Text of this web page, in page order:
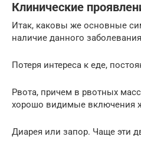
Клинические
Итак, каковы же основные
наличие данного
Потеря интереса к еде,
Рвота, причем в рвотных
хорошо видимые включения
Диарея или запор. Чаще эти